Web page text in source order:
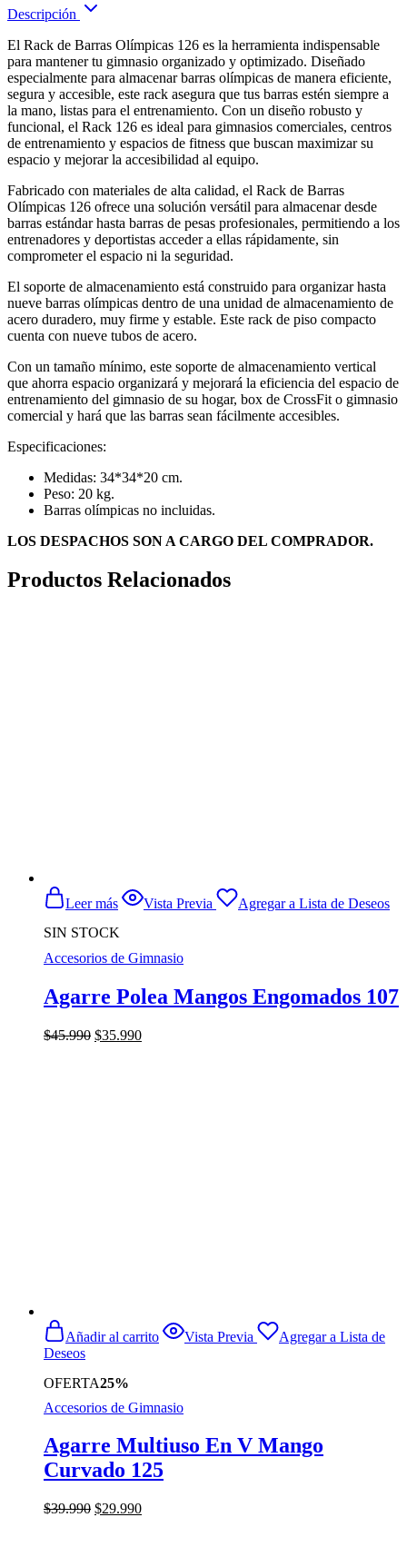
Descripción
El Rack de Barras Olímpicas 126 es la herramienta indispensable
para mantener tu gimnasio organizado y optimizado. Diseñado
especialmente para almacenar barras olímpicas de manera eficiente,
segura y accesible, este rack asegura que tus barras estén siempre a
la mano, listas para el entrenamiento. Con un diseño robusto y
funcional, el Rack 126 es ideal para gimnasios comerciales, centros
de entrenamiento y espacios de fitness que buscan maximizar su
espacio y mejorar la accesibilidad al equipo.
Fabricado con materiales de alta calidad, el Rack de Barras
Olímpicas 126 ofrece una solución versátil para almacenar desde
barras estándar hasta barras de pesas profesionales, permitiendo a los
entrenadores y deportistas acceder a ellas rápidamente, sin
comprometer el espacio ni la seguridad.
El soporte de almacenamiento está construido para organizar hasta
nueve barras olímpicas dentro de una unidad de almacenamiento de
acero duradero, muy firme y estable. Este rack de piso compacto
cuenta con nueve tubos de acero.
Con un tamaño mínimo, este soporte de almacenamiento vertical
que ahorra espacio organizará y mejorará la eficiencia del espacio de
entrenamiento del gimnasio de su hogar, box de CrossFit o gimnasio
comercial y hará que las barras sean fácilmente accesibles.
Especificaciones:
Medidas: 34*34*20 cm.
Peso: 20 kg.
Barras olímpicas no incluidas.
LOS DESPACHOS SON A CARGO DEL COMPRADOR.
Productos Relacionados
SIN STOCK
Leer más Vista Previa Agregar a Lista de Deseos
Accesorios de Gimnasio
Agarre Polea Mangos Engomados 107
$45.990 El
$35.990El
OFERTA25%
Añadir al carrito Vista Previa
Agregar a Lista de
Deseos
Accesorios de Gimnasio
Agarre Multiuso En V Mango
Curvado 125
$39.990 El
$29.990El